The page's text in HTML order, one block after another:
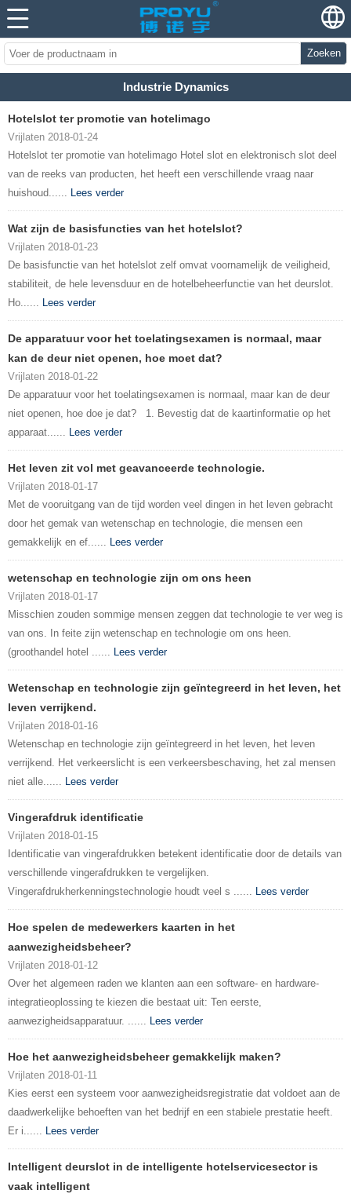
Zoeken
Industrie Dynamics
Hotelslot ter promotie van hotelimago
Vrijlaten 2018-01-24
Hotelslot ter promotie van hotelimago Hotel slot en elektronisch slot deel
van de reeks van producten, het heeft een verschillende vraag naar
huishoud...... Lees verder
Wat zijn de basisfuncties van het hotelslot?
Vrijlaten 2018-01-23
De basisfunctie van het hotelslot zelf omvat voornamelijk de veiligheid,
stabiliteit, de hele levensduur en de hotelbeheerfunctie van het deurslot.
Ho...... Lees verder
De apparatuur voor het toelatingsexamen is normaal, maar
kan de deur niet openen, hoe moet dat?
Vrijlaten 2018-01-22
De apparatuur voor het toelatingsexamen is normaal, maar kan de deur
niet openen, hoe doe je dat? 1. Bevestig dat de kaartinformatie op het
apparaat...... Lees verder
Het leven zit vol met geavanceerde technologie.
Vrijlaten 2018-01-17
Met de vooruitgang van de tijd worden veel dingen in het leven gebracht
door het gemak van wetenschap en technologie, die mensen een
gemakkelijk en ef...... Lees verder
wetenschap en technologie zijn om ons heen
Vrijlaten 2018-01-17
Misschien zouden sommige mensen zeggen dat technologie te ver weg is
van ons. In feite zijn wetenschap en technologie om ons heen.
(groothandel hotel ...... Lees verder
Wetenschap en technologie zijn geïntegreerd in het leven, het
leven verrijkend.
Vrijlaten 2018-01-16
Wetenschap en technologie zijn geïntegreerd in het leven, het leven
verrijkend. Het verkeerslicht is een verkeersbeschaving, het zal mensen
niet alle...... Lees verder
Vingerafdruk identificatie
Vrijlaten 2018-01-15
Identificatie van vingerafdrukken betekent identificatie door de details van
verschillende vingerafdrukken te vergelijken.
Vingerafdrukherkenningstechnologie houdt veel s ...... Lees verder
Hoe spelen de medewerkers kaarten in het
aanwezigheidsbeheer?
Vrijlaten 2018-01-12
Over het algemeen raden we klanten aan een software- en hardware-
integratieoplossing te kiezen die bestaat uit: Ten eerste,
aanwezigheidsapparatuur. ...... Lees verder
Hoe het aanwezigheidsbeheer gemakkelijk maken?
Vrijlaten 2018-01-11
Kies eerst een systeem voor aanwezigheidsregistratie dat voldoet aan de
daadwerkelijke behoeften van het bedrijf en een stabiele prestatie heeft.
Er i...... Lees verder
Intelligent deurslot in de intelligente hotelservicesector is
vaak intelligent